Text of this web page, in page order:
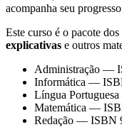
acompanha seu
Este curso é o pacote dos
explicativas e outros
Administração —
Informática —
Língua Portuguesa
Matemática —
Redação — ISBN